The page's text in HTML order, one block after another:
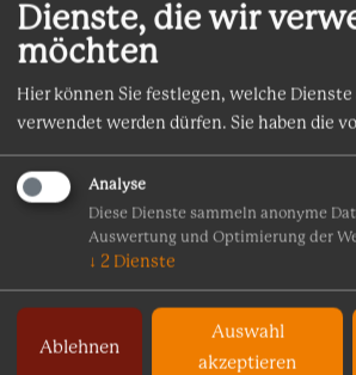
Dienste, die wir
möchten
Hier können Sie festlegen, welche Dienste
verwendet werden dürfen. Sie haben die
Analyse
Diese Dienste sammeln anonyme
Auswertung und Optimierung der
↓ 2 Dienste
Ablehnen
Auswahl
akzeptieren